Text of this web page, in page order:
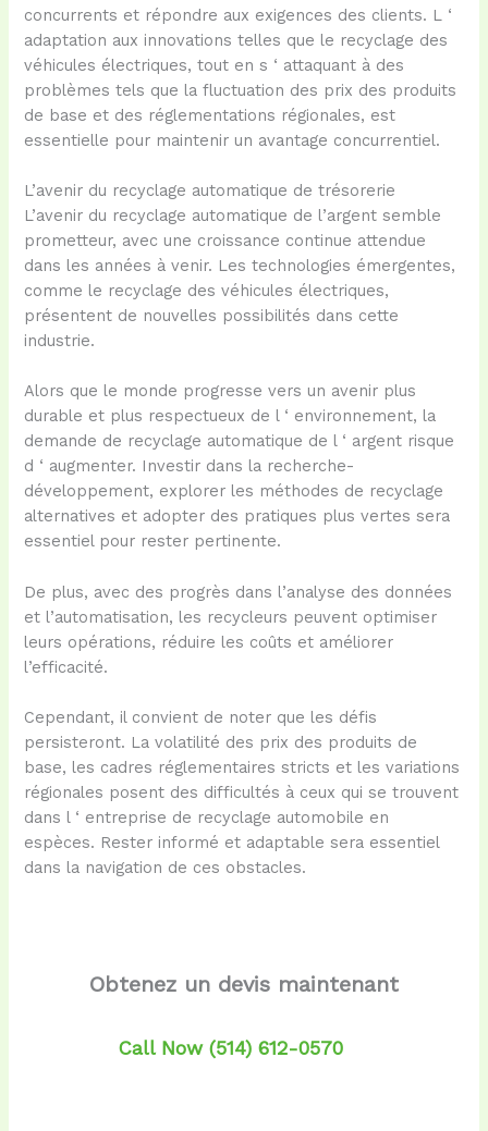
concurrents et répondre aux exigences des clients. L ‘
adaptation aux innovations telles que le recyclage des
véhicules électriques, tout en s ‘ attaquant à des
problèmes tels que la fluctuation des prix des produits
de base et des réglementations régionales, est
essentielle pour maintenir un avantage concurrentiel.
L’avenir du recyclage automatique de trésorerie
L’avenir du recyclage automatique de l’argent semble
prometteur, avec une croissance continue attendue
dans les années à venir. Les technologies émergentes,
comme le recyclage des véhicules électriques,
présentent de nouvelles possibilités dans cette
industrie.
Alors que le monde progresse vers un avenir plus
durable et plus respectueux de l ‘ environnement, la
demande de recyclage automatique de l ‘ argent risque
d ‘ augmenter. Investir dans la recherche-
développement, explorer les méthodes de recyclage
alternatives et adopter des pratiques plus vertes sera
essentiel pour rester pertinente.
De plus, avec des progrès dans l’analyse des données
et l’automatisation, les recycleurs peuvent optimiser
leurs opérations, réduire les coûts et améliorer
l’efficacité.
Cependant, il convient de noter que les défis
persisteront. La volatilité des prix des produits de
base, les cadres réglementaires stricts et les variations
régionales posent des difficultés à ceux qui se trouvent
dans l ‘ entreprise de recyclage automobile en
espèces. Rester informé et adaptable sera essentiel
dans la navigation de ces obstacles.
Obtenez un devis maintenant
Call Now (514) 612-0570